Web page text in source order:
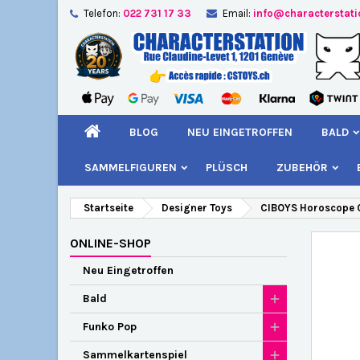
Telefon: 022 731 17 33 Email:
BLOG NEU EINGETROFFEN BALD
SAMMELFIGUREN PLÜSCH ZUBEHÖR
Startseite Designer Toys CIBOYS
ONLINE-SHOP
Neu Eingetroffen
Bald
Funko Pop
Sammelkartenspiel